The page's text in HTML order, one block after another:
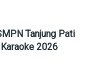
Tanjung Pati
2026